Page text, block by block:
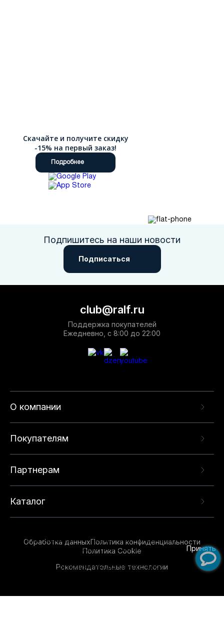
Скачайте и получите скидку
-15% на первый заказ!
Подробнее
Подпишитесь на наши новости
Подписаться
О компании
Покупателям
Партнерам
Каталог
club@ralf.ru
Поддержка покупателей
Ежедневно, с 8:00 до 22:00
Обработка данныхПолитика конфиденциальности
Политика Cookie
Рекомендательные технологии
опыта на нашем сайте. Продолжая использовать
данный сайт, вы соглашаетесь с использованием
технологий. Для получения дополнительной
Принять